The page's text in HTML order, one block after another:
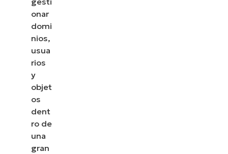
onar
domi
nios,
usua
rios
y
objet
os
dent
ro de
una
gran